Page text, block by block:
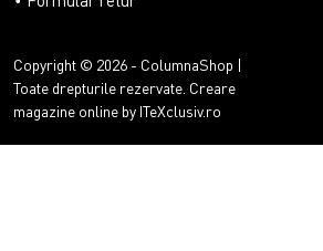
Copyright © 2026 - ColumnaShop |
Toate drepturile rezervate. Creare
magazine online by ITeXclusiv.ro